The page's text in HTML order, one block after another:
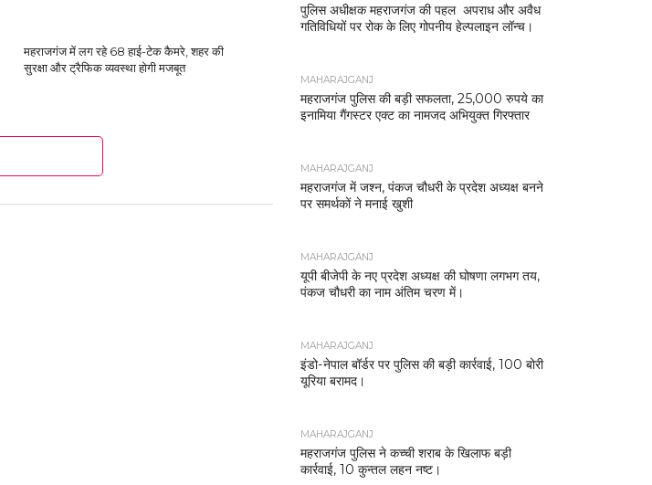
महराजगंज में लग रहे 68 हाई-टेक कैमरे, शहर की
सुरक्षा और ट्रैफिक व्यवस्था होगी मजबूत
पुलिस अधीक्षक महराजगंज की पहल अपराध और अवैध
गतिविधियों पर रोक के लिए गोपनीय हेल्पलाइन लॉन्च।
MAHARAJGANJ
महराजगंज पुलिस की बड़ी सफलता, 25,000 रुपये का
इनामिया गैंगस्टर एक्ट का नामजद अभियुक्त गिरफ्तार
MAHARAJGANJ
महराजगंज में जश्न, पंकज चौधरी के प्रदेश अध्यक्ष बनने
पर समर्थकों ने मनाई खुशी
MAHARAJGANJ
यूपी बीजेपी के नए प्रदेश अध्यक्ष की घोषणा लगभग तय,
पंकज चौधरी का नाम अंतिम चरण में।
MAHARAJGANJ
इंडो-नेपाल बॉर्डर पर पुलिस की बड़ी कार्रवाई, 100 बोरी
यूरिया बरामद।
MAHARAJGANJ
महराजगंज पुलिस ने कच्ची शराब के खिलाफ बड़ी
कार्रवाई, 10 कुन्तल लहन नष्ट।